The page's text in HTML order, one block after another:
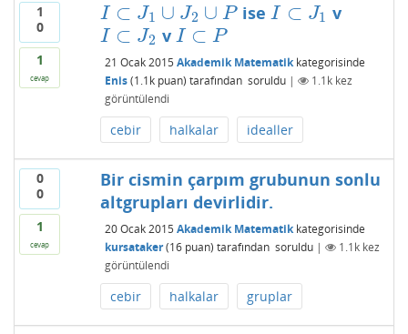
1
0
1
cevap
I ⊂ J1 ∪ J2 ∪ P
I⊂J1 ∪J2 ∪P iseI ⊂ J1
I⊂J1 v
I ⊂ J2
I⊂J2 v I ⊂ P
I⊂P
21 Ocak 2015 Akademik Matematikkategorisinde
Enis (1.1kpuan) tarafından soruldu | 1.1kkez
görüntülendi
cebir halkalar idealler
0
0
1
cevap
Bir cismin çarpım grubunun sonlu
altgrupları devirlidir.
20 Ocak 2015 Akademik Matematikkategorisinde
kursataker (16puan) tarafından soruldu | 1.1kkez
görüntülendi
cebir halkalar gruplar